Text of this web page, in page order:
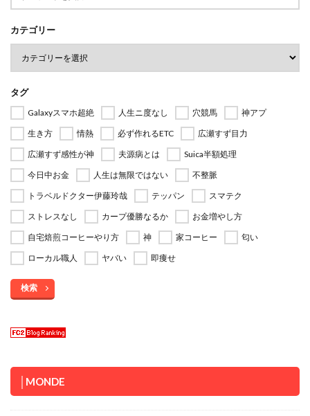
カテゴリー
タグ
Galaxyスマホ超絶 人生ニ度なし 穴競馬
神アプ
生き方
情熱 必ず作れるETC
広瀬すず目力
広瀬すず感性が神
夫源病とは
Suica半額処理
今日中お金
人生は無限ではない
不整脈
トラベルドクター伊藤玲哉
テッパン
スマテク
ストレスなし
カープ優勝なるか
お金増やし方
自宅焙煎コーヒーやり方
神 家コーヒー
匂い
ローカル職人
ヤバい 即痩せ
検索
│MONDE